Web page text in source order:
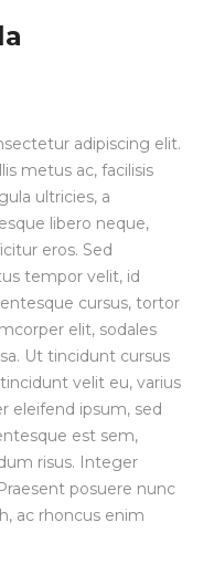
adipiscing elit.
metus ac, facilisis
ultricies, a
libero neque,
eros. Sed
tempor velit, id
cursus, tortor
elit, sodales
Ut tincidunt cursus
velit eu, varius
eleifend ipsum, sed
est sem,
risus. Integer
posuere nunc
ac rhoncus enim